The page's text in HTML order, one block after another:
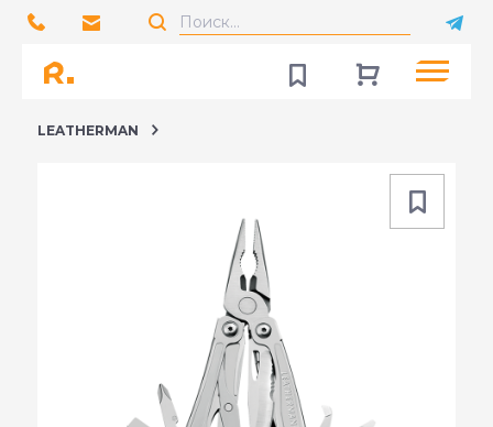
LEATHERMAN